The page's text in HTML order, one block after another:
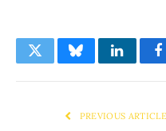
TwitterBluesky
PREVIOUS ARTICLE